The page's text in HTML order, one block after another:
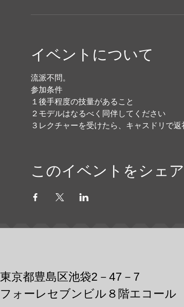
イベントについて
流派不問。
参加条件
１後手程度の技量があること
２モデルはなるべく同伴してください
３レクチャーを受けたら、キャスドリで
このイベントをシェア
東京都豊島区池袋2－47－7
フォーレセブンビル８階エコール